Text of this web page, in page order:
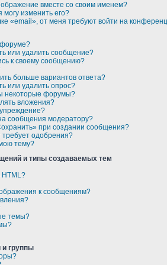
вместе со своим именем?
могу изменить его?
«email», от меня требуют войти на
форуме?
или удалить сообщение?
к своему сообщению?
больше вариантов ответа?
или удалить опрос?
некоторые форумы?
вложения?
сообщения модератору?
при создании сообщения?
одобрения?
тему?
и типы создаваемых тем
HTML?
к сообщениям?
темы?
и группы